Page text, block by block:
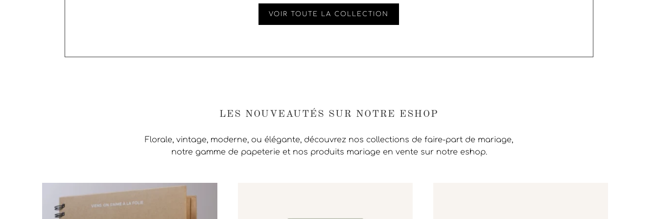
VOIR TOUTE LA COLLECTION
LES NOUVEAUTÉS SUR NOTRE ESHOP
Florale, vintage, moderne, ou élégante, découvrez nos collections de faire-part de mariage,
notre gamme de papeterie et nos produits mariage en vente sur notre eshop.